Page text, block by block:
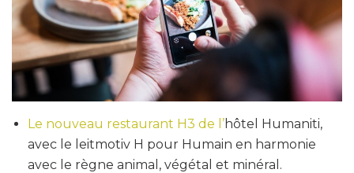
Le nouveau restaurant H3 de l’hôtel Humaniti,
avec le leitmotiv H pour Humain en harmonie
avec le règne animal, végétal et minéral.